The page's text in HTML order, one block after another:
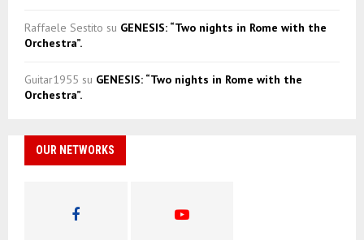
Raffaele Sestito su GENESIS: “Two nights in Rome with the
Orchestra”.
Guitar1955 su GENESIS: “Two nights in Rome with the
Orchestra”.
OUR NETWORKS